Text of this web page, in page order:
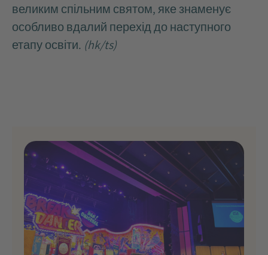
великим спільним святом, яке знаменує
особливо вдалий перехід до наступного
етапу освіти. (hk/ts)